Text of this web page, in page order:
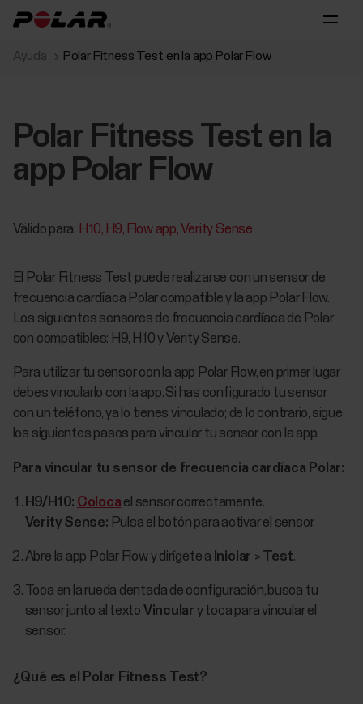
Ayuda Polar Fitness Test en la app Polar Flow
Polar Fitness Test en la
app Polar Flow
Válido para: H10 H9 Flow app Verity Sense
El Polar Fitness Test puede realizarse con un sensor de
frecuencia cardíaca Polar compatible y la app Polar Flow.
Los siguientes sensores de frecuencia cardíaca de Polar
son compatibles: H9, H10 y Verity Sense.
Para utilizar tu sensor con la app Polar Flow, en primer lugar
debes vincularlo con la app. Si has configurado tu sensor
con un teléfono, ya lo tienes vinculado; de lo contrario, sigue
los siguientes pasos para vincular tu sensor con la app.
Para vincular tu sensor de frecuencia cardíaca Polar:
H9/H10: Coloca el sensor correctamente.
Verity Sense: Pulsa el botón para activar el sensor.
Abre la app Polar Flow y dirígete a Iniciar > Test.
Toca en la rueda dentada de configuración, busca tu
sensor junto al texto Vincular y toca para vincular el
sensor.
¿Qué es el Polar Fitness Test?